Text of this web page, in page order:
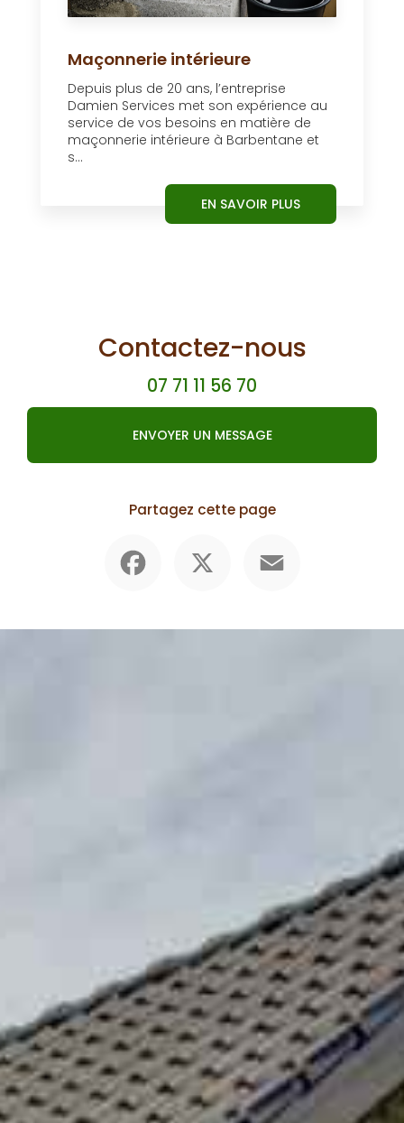
Maçonnerie intérieure
Depuis plus de 20 ans, l’entreprise
Damien Services met son expérience au
service de vos besoins en matière de
maçonnerie intérieure à Barbentane et
s...
EN SAVOIR PLUS
Contactez-nous
07 71 11 56 70
ENVOYER UN MESSAGE
Partagez cette page